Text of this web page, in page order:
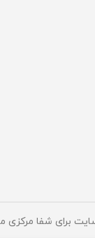
برای شفا مرکزی